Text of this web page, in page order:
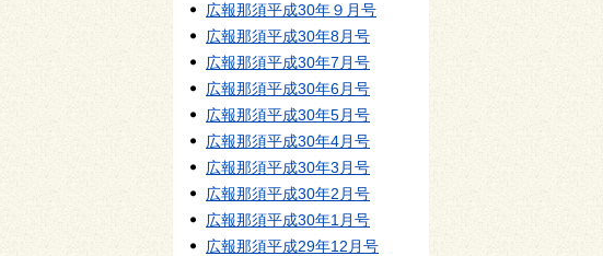
広報那須平成30年９月号
広報那須平成30年8月号
広報那須平成30年7月号
広報那須平成30年6月号
広報那須平成30年5月号
広報那須平成30年4月号
広報那須平成30年3月号
広報那須平成30年2月号
広報那須平成30年1月号
広報那須平成29年12月号